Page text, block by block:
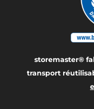
storemaster®
transport